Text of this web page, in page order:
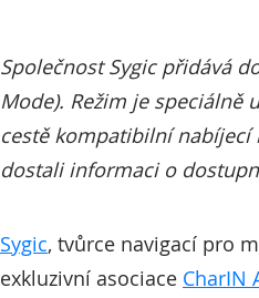
Společnost Sygic přidává
Mode). Režim je
cestě kompatibilní nabíjecí
dostali informaci o
Sygic, tvůrce navigací pro
exkluzivní asociace CharIN